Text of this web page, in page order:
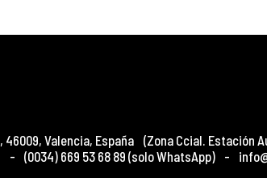
, 46009, Valencia, España (Zona Ccial. Estación
- (0034) 669 53 68 89 (solo WhatsApp) -